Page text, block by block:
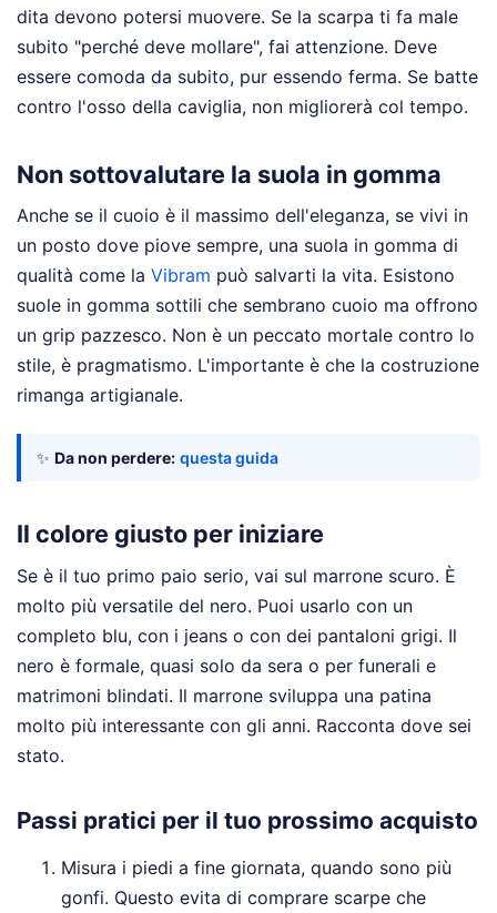
dita devono potersi muovere. Se la scarpa ti fa male
subito "perché deve mollare", fai attenzione. Deve
essere comoda da subito, pur essendo ferma. Se batte
contro l'osso della caviglia, non migliorerà col tempo.
Non sottovalutare la suola in gomma
Anche se il cuoio è il massimo dell'eleganza, se vivi in
un posto dove piove sempre, una suola in gomma di
qualità come la Vibram può salvarti la vita. Esistono
suole in gomma sottili che sembrano cuoio ma offrono
un grip pazzesco. Non è un peccato mortale contro lo
stile, è pragmatismo. L'importante è che la costruzione
rimanga artigianale.
✨ Da non perdere: questa guida
Il colore giusto per iniziare
Se è il tuo primo paio serio, vai sul marrone scuro. È
molto più versatile del nero. Puoi usarlo con un
completo blu, con i jeans o con dei pantaloni grigi. Il
nero è formale, quasi solo da sera o per funerali e
matrimoni blindati. Il marrone sviluppa una patina
molto più interessante con gli anni. Racconta dove sei
stato.
Passi pratici per il tuo prossimo acquisto
Misura i piedi a fine giornata, quando sono più
gonfi. Questo evita di comprare scarpe che